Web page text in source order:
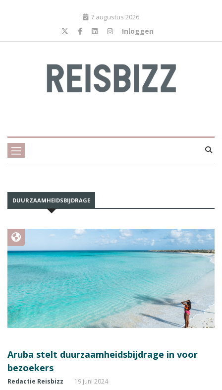
7 augustus 2026
Inloggen
DUURZAAMHEIDSBIJDRAGE
Aruba stelt duurzaamheidsbijdrage in voor
bezoekers
Redactie Reisbizz 19 juni 2024